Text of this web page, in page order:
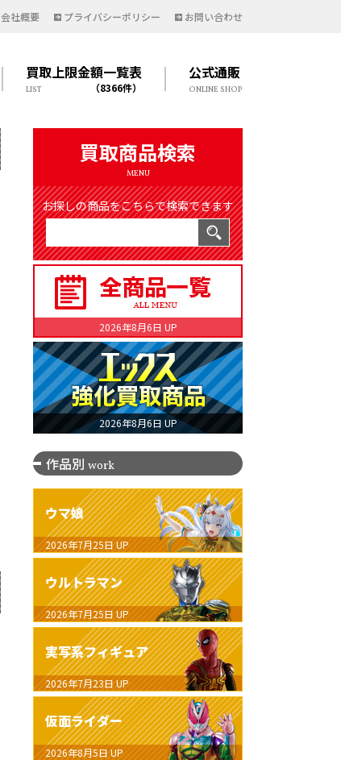
会社概要 プライバシーポリシー お問い合わせ
買取上限金額一覧表
（8366件）
LIST
公式通販
ONLINE SHOP
買取商品検索
MENU
お探しの商品をこちらで検索できます
2026年8月6日 UP
2026年8月6日 UP
作品別 work
ウマ娘
2026年7月25日 UP
ウルトラマン
2026年7月25日 UP
実写系フィギュア
2026年7月23日 UP
仮面ライダー
2026年8月5日 UP